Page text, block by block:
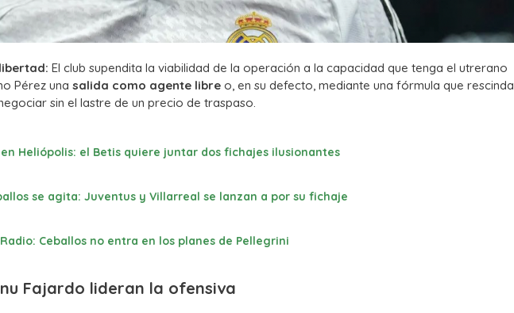
El club supendita la viabilidad de la operación a la capacidad que tenga el utrerano
Pérez una salida como agente libre o, en su defecto, mediante una fórmula que rescinda
sin el lastre de un precio de traspaso.
Heliópolis: el Betis quiere juntar dos fichajes ilusionantes
se agita: Juventus y Villarreal se lanzan a por su fichaje
Ceballos no entra en los planes de Pellegrini
Fajardo lideran la ofensiva